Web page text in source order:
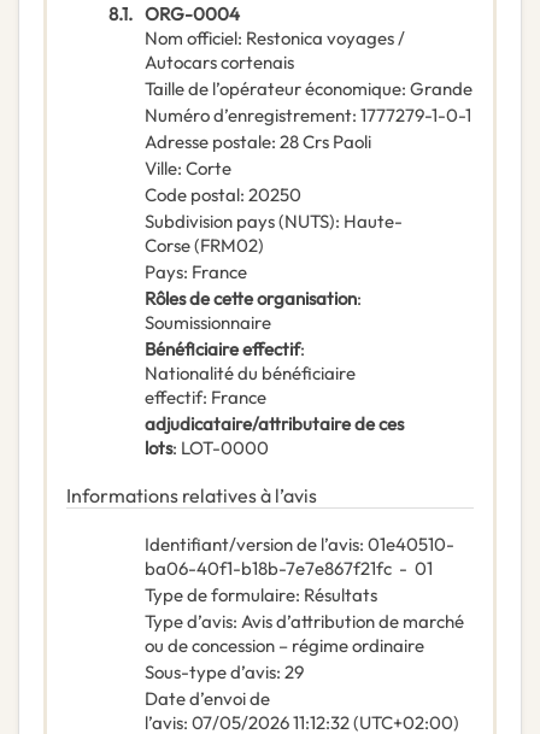
8.1. ORG-0004
Nom officiel: Restonica voyages /
Autocars cortenais
Taille de l’opérateur économique: Grande
Numéro d’enregistrement: 1777279-1-0-1
Adresse postale: 28 Crs Paoli
Ville: Corte
Code postal: 20250
Subdivision pays (NUTS): Haute-
Corse(FRM02)
Pays: France
Rôles de cette organisation:
Soumissionnaire
Bénéficiaire effectif:
Nationalité du bénéficiaire
effectif: France
adjudicataire/attributaire de ces
lots: LOT-0000
Informations relatives à l’avis
Identifiant/version de l’avis: 01e40510-
ba06-40f1-b18b-7e7e867f21fc - 01
Type de formulaire: Résultats
Type d’avis: Avis d’attribution de marché
ou de concession – régime ordinaire
Sous-type d’avis: 29
Date d’envoi de
l’avis: 07/05/202611:12:32 (UTC+02:00)